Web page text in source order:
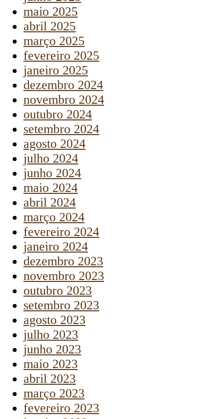
maio 2025
abril 2025
março 2025
fevereiro 2025
janeiro 2025
dezembro 2024
novembro 2024
outubro 2024
setembro 2024
agosto 2024
julho 2024
junho 2024
maio 2024
abril 2024
março 2024
fevereiro 2024
janeiro 2024
dezembro 2023
novembro 2023
outubro 2023
setembro 2023
agosto 2023
julho 2023
junho 2023
maio 2023
abril 2023
março 2023
fevereiro 2023